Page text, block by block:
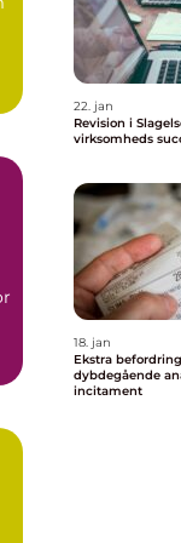
22. jan
Revision i
virksomheds
18. jan
Ekstra
dybdegående
incitament